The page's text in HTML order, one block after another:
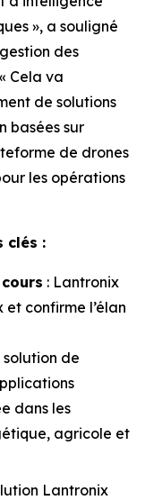
», a souligné
des
Cela va
de solutions
basées sur
de drones
les opérations
clés :
: Lantronix
confirme l’élan
solution de
dans les
agricole et
Lantronix